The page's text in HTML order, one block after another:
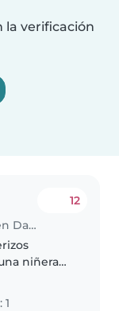
la verificación
Trabajo para niñera en Daule
12
niñera